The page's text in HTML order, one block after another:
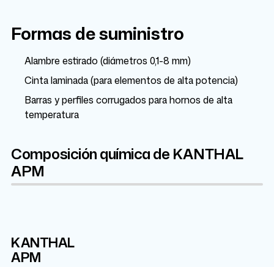
Formas de suministro
Alambre estirado (diámetros 0,1-8 mm)
Cinta laminada (para elementos de alta potencia)
Barras y perfiles corrugados para hornos de alta
temperatura
Composición química de KANTHAL
APM
KANTHAL
APM